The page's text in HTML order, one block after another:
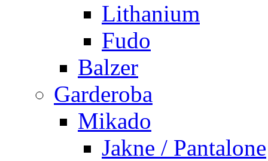
Lithanium
Fudo
Balzer
Garderoba
Mikado
Jakne / Pantalone